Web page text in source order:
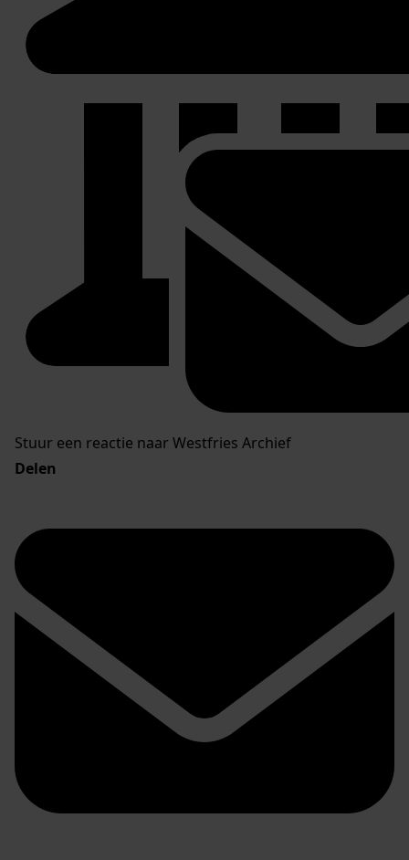
Stuur een reactie naar Westfries Archief
Delen